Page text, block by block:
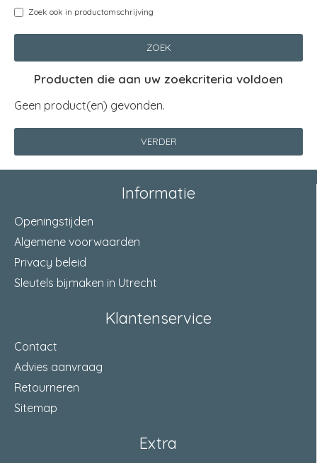
Zoek ook in productomschrijving
ZOEK
Producten die aan uw zoekcriteria voldoen
Geen product(en) gevonden.
VERDER
Informatie
Openingstijden
Algemene voorwaarden
Privacy beleid
Sleutels bijmaken in Utrecht
Klantenservice
Contact
Advies aanvraag
Retourneren
Sitemap
Extra